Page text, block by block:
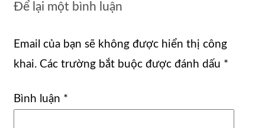
Để lại một bình luận
Email của bạn sẽ không được hiển thị công
khai. Các trường bắt buộc được đánh dấu *
Bình luận *